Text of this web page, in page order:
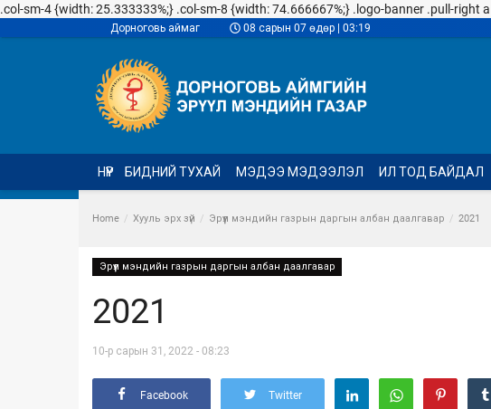
.col-sm-4 {width: 25.333333%;} .col-sm-8 {width: 74.666667%;} .logo-banner .pull-right
Дорноговь аймаг 08 сарын 07 өдөр | 03:19
НҮҮР БИДНИЙ ТУХАЙ МЭДЭЭ МЭДЭЭЛЭЛ ИЛ ТОД БАЙДАЛ
Home Хууль эрх зүй Эрүүл мэндийн газрын даргын албан даалгавар 2021
Эрүүл мэндийн газрын даргын албан даалгавар
2021
10-р сарын 31, 2022 - 08:23
Facebook Twitter